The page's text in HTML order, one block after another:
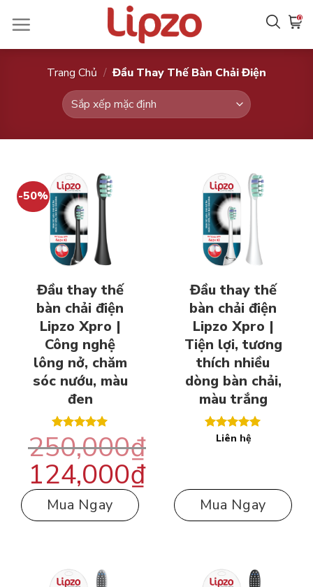
đến
0
Trang Chủ / Đầu Thay Thế Bàn Chải Điện
-50%
Đầu thay thế
bàn chải điện
Lipzo Xpro |
Công nghệ
lông nở, chăm
sóc nướu, màu
đen
Được xếp
hạng5.00
5 sao
250,000₫
Giá
là:
250,000₫.
124,000₫
Giá
hiện
tại
là:
Mua Ngay
Đầu thay thế
bàn chải điện
Lipzo Xpro |
Tiện lợi, tương
thích nhiều
dòng bàn chải,
màu trắng
Được xếp
Liên hệ
Mua Ngay